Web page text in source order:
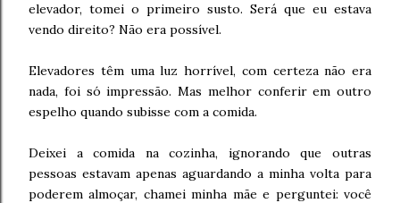
elevador, tomei o primeiro susto. Será que eu estava
vendo direito? Não era possível.
Elevadores têm uma luz horrível, com certeza não era
nada, foi só impressão. Mas melhor conferir em outro
espelho quando subisse com a comida.
Deixei a comida na cozinha, ignorando que outras
pessoas estavam apenas aguardando a minha volta para
poderem almoçar, chamei minha mãe e perguntei: você